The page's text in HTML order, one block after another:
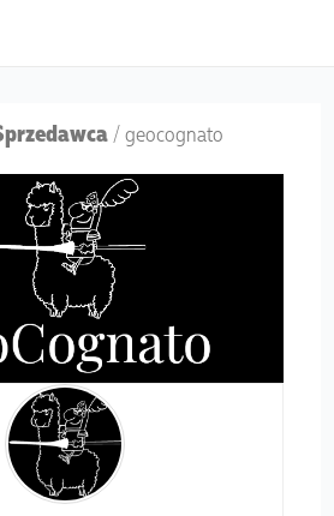
/ geocognato